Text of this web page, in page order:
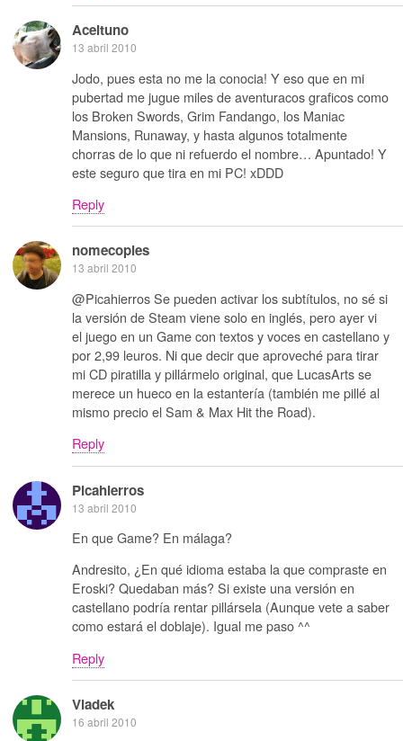
Aceituno
13 abril 2010
Jodo, pues esta no me la conocia! Y eso que en mi
pubertad me jugue miles de aventuracos graficos como
los Broken Swords, Grim Fandango, los Maniac
Mansions, Runaway, y hasta algunos totalmente
chorras de lo que ni refuerdo el nombre… Apuntado! Y
este seguro que tira en mi PC! xDDD
Reply
nomecopies
13 abril 2010
@Picahierros Se pueden activar los subtítulos, no sé si
la versión de Steam viene solo en inglés, pero ayer vi
el juego en un Game con textos y voces en castellano y
por 2,99 leuros. Ni que decir que aproveché para tirar
mi CD piratilla y pillármelo original, que LucasArts se
merece un hueco en la estantería (también me pillé al
mismo precio el Sam & Max Hit the Road).
Reply
Picahierros
13 abril 2010
En que Game? En málaga?
Andresito, ¿En qué idioma estaba la que compraste en
Eroski? Quedaban más? Si existe una versión en
castellano podría rentar pillársela (Aunque vete a saber
como estará el doblaje). Igual me paso ^^
Reply
Vladek
16 abril 2010